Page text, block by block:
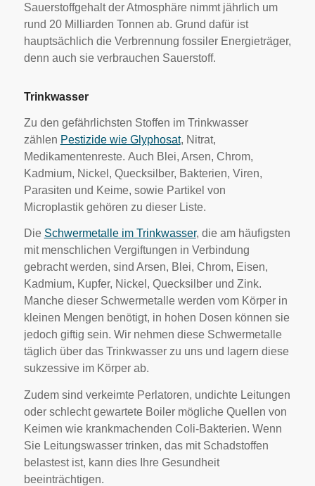
Sauerstoffgehalt der Atmosphäre nimmt jährlich um
rund 20 Milliarden Tonnen ab. Grund dafür ist
hauptsächlich die Verbrennung fossiler Energieträger,
denn auch sie verbrauchen Sauerstoff.
Trinkwasser
Zu den gefährlichsten Stoffen im Trinkwasser
zählen Pestizide wie Glyphosat, Nitrat,
Medikamentenreste. Auch Blei, Arsen, Chrom,
Kadmium, Nickel, Quecksilber, Bakterien, Viren,
Parasiten und Keime, sowie Partikel von
Microplastik gehören zu dieser Liste.
Die Schwermetalle im Trinkwasser, die am häufigsten
mit menschlichen Vergiftungen in Verbindung
gebracht werden, sind Arsen, Blei, Chrom, Eisen,
Kadmium, Kupfer, Nickel, Quecksilber und Zink.
Manche dieser Schwermetalle werden vom Körper in
kleinen Mengen benötigt, in hohen Dosen können sie
jedoch giftig sein. Wir nehmen diese Schwermetalle
täglich über das Trinkwasser zu uns und lagern diese
sukzessive im Körper ab.
Zudem sind verkeimte Perlatoren, undichte Leitungen
oder schlecht gewartete Boiler mögliche Quellen von
Keimen wie krankmachenden Coli-Bakterien. Wenn
Sie Leitungswasser trinken, das mit Schadstoffen
belastest ist, kann dies Ihre Gesundheit
beeinträchtigen.